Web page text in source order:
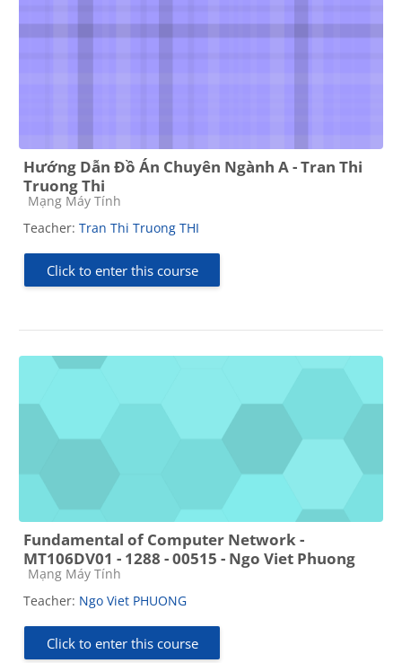
Hướng Dẫn Đồ Án Chuyên Ngành A - Tran Thi
Truong Thi
Course category
Mạng Máy Tính
Teacher: Tran Thi Truong THI
Click to enter this course
Fundamental of Computer Network -
MT106DV01 - 1288 - 00515 - Ngo Viet Phuong
Course category
Mạng Máy Tính
Teacher: Ngo Viet PHUONG
Click to enter this course